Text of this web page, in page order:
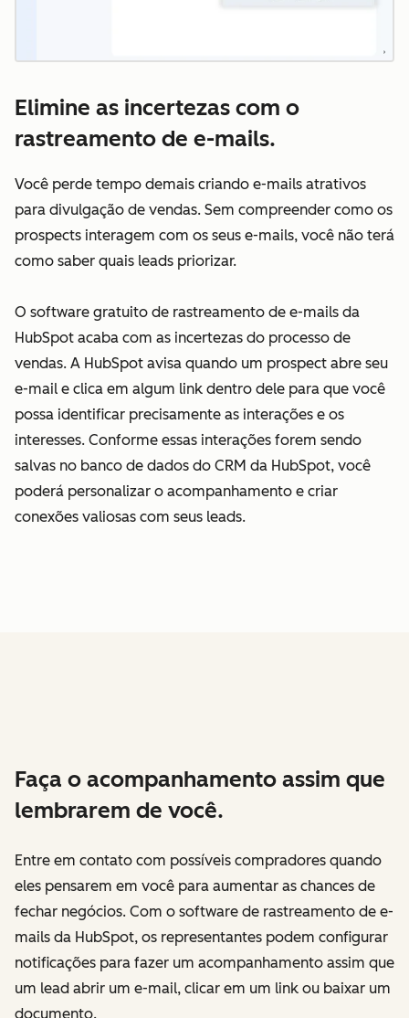
Elimine as incertezas com o
rastreamento de e-mails.
Você perde tempo demais criando e-mails atrativos
para divulgação de vendas. Sem compreender como os
prospects interagem com os seus e-mails, você não terá
como saber quais leads priorizar.
O software gratuito de rastreamento de e-mails da
HubSpot acaba com as incertezas do processo de
vendas. A HubSpot avisa quando um prospect abre seu
e-mail e clica em algum link dentro dele para que você
possa identificar precisamente as interações e os
interesses. Conforme essas interações forem sendo
salvas no banco de dados do CRM da HubSpot, você
poderá personalizar o acompanhamento e criar
conexões valiosas com seus leads.
Faça o acompanhamento assim que
lembrarem de você.
Entre em contato com possíveis compradores quando
eles pensarem em você para aumentar as chances de
fechar negócios. Com o software de rastreamento de e-
mails da HubSpot, os representantes podem configurar
notificações para fazer um acompanhamento assim que
um lead abrir um e-mail, clicar em um link ou baixar um
documento.